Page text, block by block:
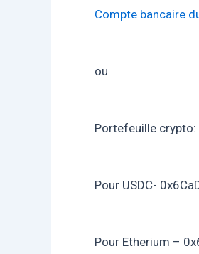
Compte bancaire
ou
Portefeuille crypto:
Pour USDС-
Pour Etherium –